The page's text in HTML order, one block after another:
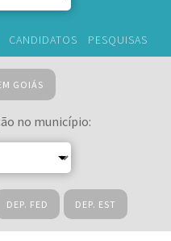
CANDIDATOS PESQUISAS
GOIÁS
no município:
DEP. FED DEP. EST